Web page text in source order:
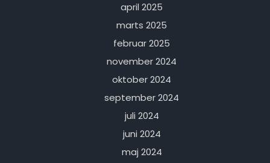
april 2025
marts 2025
februar 2025
november 2024
oktober 2024
september 2024
juli 2024
juni 2024
maj 2024